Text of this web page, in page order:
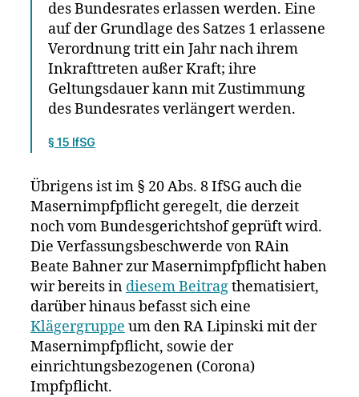
des Bundesrates erlassen werden. Eine
auf der Grundlage des Satzes 1 erlassene
Verordnung tritt ein Jahr nach ihrem
Inkrafttreten außer Kraft; ihre
Geltungsdauer kann mit Zustimmung
des Bundesrates verlängert werden.
§ 15 IfSG
Übrigens ist im § 20 Abs. 8 IfSG auch die
Masernimpfpflicht geregelt, die derzeit
noch vom Bundesgerichtshof geprüft wird.
Die Verfassungsbeschwerde von RAin
Beate Bahner zur Masernimpfpflicht haben
wir bereits in diesem Beitragthematisiert,
darüber hinaus befasst sich eine
Klägergruppe um den RA Lipinski mit der
Masernimpfpflicht, sowie der
einrichtungsbezogenen (Corona)
Impfpflicht.